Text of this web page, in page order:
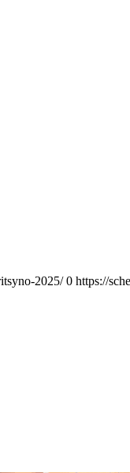
2025/ 0 https://